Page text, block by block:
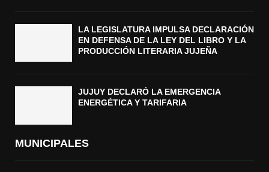
LA LEGISLATURA IMPULSA DECLARACIÓN
EN DEFENSA DE LA LEY DEL LIBRO Y LA
PRODUCCIÓN LITERARIA JUJEÑA
JUJUY DECLARÓ LA EMERGENCIA
ENERGÉTICA Y TARIFARIA
MUNICIPALES